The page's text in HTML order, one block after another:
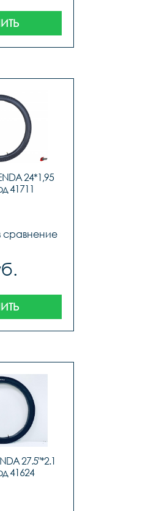
24*1,95
41711
сравнение
27.5"*2.1
41624